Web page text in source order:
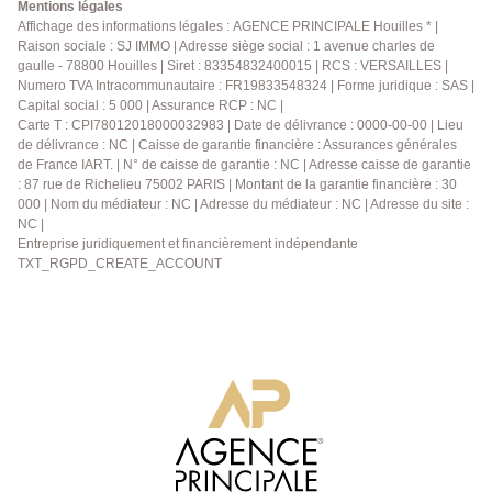
et intime. La suite parentale, avec sa propre salle
d'eau, une seconde salle d'eau avec wc, complète cet
étage. Le sous-sol : un monde de possibilités Le
sous-sol total offre une multitude d'usages : - Une
cusine d'été, - Une buanderie fonctionnelle, - Une
chaufferie, - Et une pièce qui pourra devenir chambre
d'amis, bureau, salle de loisirs... L'accès direct au
jardin et la possibilité d'y stationner un ou deux
véhicules renforcent encore la praticité du lieu. Des
vitrage PVC, volets roulants électriques, radiateurs
lumière, l'espace et la sérénité s'accordent avec
Mentions légales
Affichage des informations légales : AGENCE PRINCIPALE Houilles * |
Raison sociale : SJ IMMO | Adresse siège social : 1 avenue charles de
gaulle - 78800 Houilles | Siret : 83354832400015 | RCS : VERSAILLES |
Numero TVA Intracommunautaire : FR19833548324 | Forme juridique : SAS |
Capital social : 5 000 | Assurance RCP : NC |
Carte T : CPI78012018000032983 | Date de délivrance : 0000-00-00 | Lieu
de délivrance : NC | Caisse de garantie financière : Assurances générales
de France IART. | N° de caisse de garantie : NC | Adresse caisse de garantie
: 87 rue de Richelieu 75002 PARIS | Montant de la garantie financière : 30
000 | Nom du médiateur : NC | Adresse du médiateur : NC | Adresse du site :
NC |
Entreprise juridiquement et financièrement indépendante
TXT_RGPD_CREATE_ACCOUNT